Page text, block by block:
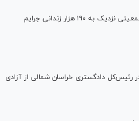
به گفته رئیس هیت امنای ستاد مردمی دیه کشور از ابتدای تاسیس این نهاد حمایتی تا کنون جمعیتی نزدیک به ۱۹۰ هزار زندانی جرایم
رئیس‌کل دادگستری خراسان شمالی از آزادی